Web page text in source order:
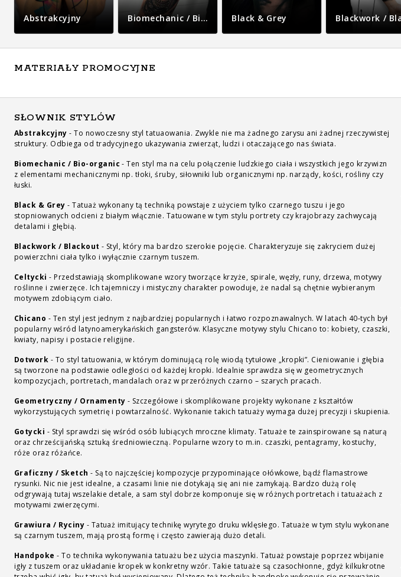
Abstrakcyjny Biomechanic / Bio-organic Black & Grey
MATERIAŁY PROMOCYJNE
SŁOWNIK STYLÓW
Abstrakcyjny - To nowoczesny styl tatuaowania. Zwykle nie ma żadnego zarysu ani żadnej rzeczywistej
struktury. Odbiega od tradycyjnego ukazywania zwierząt, ludzi i otaczającego nas świata.
Biomechanic / Bio-organic - Ten styl ma na celu połączenie ludzkiego ciała i wszystkich jego krzywizn
z elementami mechanicznymi np. tłoki, śruby, siłowniki lub organicznymi np. narządy, kości, rośliny czy
łuski.
Black & Grey - Tatuaż wykonany tą techniką powstaje z użyciem tylko czarnego tuszu i jego
stopniowanych odcieni z białym włącznie. Tatuowane w tym stylu portrety czy krajobrazy zachwycają
detalami i głębią.
Blackwork / Blackout - Styl, który ma bardzo szerokie pojęcie. Charakteryzuje się zakryciem dużej
powierzchni ciała tylko i wyłącznie czarnym tuszem.
Celtycki - Przedstawiają skomplikowane wzory tworzące krzyże, spirale, węzły, runy, drzewa, motywy
roślinne i zwierzęce. Ich tajemniczy i mistyczny charakter powoduje, że nadal są chętnie wybieranym
motywem zdobiącym ciało.
Chicano - Ten styl jest jednym z najbardziej popularnych i łatwo rozpoznawalnych. W latach 40-tych był
popularny wśród latynoamerykańskich gangsterów. Klasyczne motywy stylu Chicano to: kobiety, czaszki,
kwiaty, napisy i postacie religijne.
Dotwork - To styl tatuowania, w którym dominującą rolę wiodą tytułowe „kropki”. Cieniowanie i głębia
są tworzone na podstawie odległości od każdej kropki. Idealnie sprawdza się w geometrycznych
kompozycjach, portretach, mandalach oraz w przeróżnych czarno – szarych pracach.
Geometryczny / Ornamenty - Szczegółowe i skomplikowane projekty wykonane z kształtów
wykorzystujących symetrię i powtarzalność. Wykonanie takich tatuaży wymaga dużej precyzji i skupienia.
Gotycki - Styl sprawdzi się wśród osób lubiących mroczne klimaty. Tatuaże te zainspirowane są naturą
oraz chrześcijańską sztuką średniowieczną. Popularne wzory to m.in. czaszki, pentagramy, kostuchy,
róże oraz różańce.
Graficzny / Sketch - Są to najczęściej kompozycje przypominające ołówkowe, bądź flamastrowe
rysunki. Nic nie jest idealne, a czasami linie nie dotykają się ani nie zamykają. Bardzo dużą rolę
odgrywają tutaj wszelakie detale, a sam styl dobrze komponuje się w różnych portretach i tatuażach z
motywami zwierzęcymi.
Grawiura / Ryciny - Tatuaż imitujący technikę wyrytego druku wklęsłego. Tatuaże w tym stylu wykonane
są czarnym tuszem, mają prostą formę i często zawierają dużo detali.
Handpoke - To technika wykonywania tatuażu bez użycia maszynki. Tatuaż powstaje poprzez wbijanie
igły z tuszem oraz układanie kropek w konkretny wzór. Takie tatuaże są czasochłonne, gdyż kilkukrotne